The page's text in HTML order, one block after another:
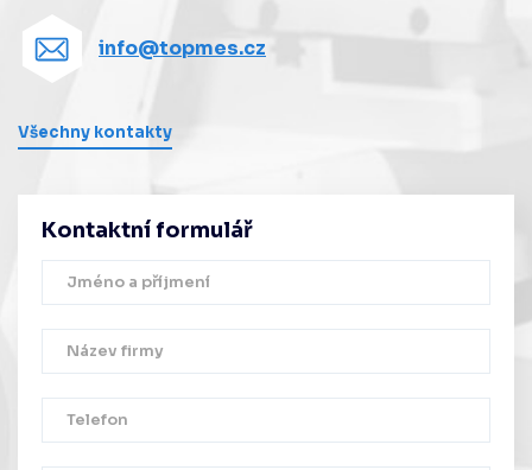
info@topmes.cz
Všechny kontakty
Kontaktní formulář